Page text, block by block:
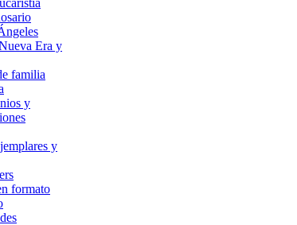
Era y
familia
y
y
formato